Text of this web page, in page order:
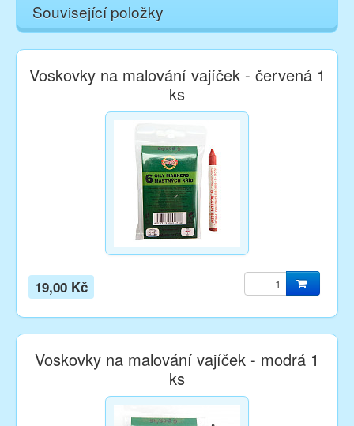
Související položky
Voskovky na malování vajíček - červená 1
ks
19,00 Kč
Voskovky na malování vajíček - modrá 1
ks